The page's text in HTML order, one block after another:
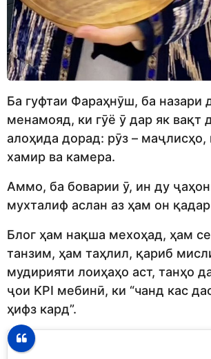
Ба гуфтаи Фараҳнӯш, ба назари
менамояд, ки гӯё ӯ дар як вақт
алоҳида дорад: рӯз –
хамир ва камера.
Аммо, ба боварии ӯ, ин ду
мухталиф аслан аз ҳам он
Блог ҳам нақша мехоҳад, ҳам
танзим, ҳам таҳлил, қариб
мудирияти лоиҳаҳо аст, танҳо
ҷои KPI мебинӣ, ки “чанд кас
ҳифз кард”.